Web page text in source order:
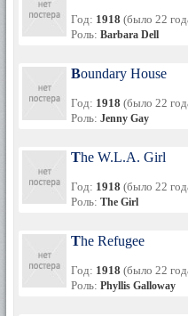
Год: 1918 (было 22
Роль: Barbara Dell
Boundary House
Год: 1918 (было 22
Роль: Jenny Gay
The W.L.A. Girl
Год: 1918 (было 22
Роль: The Girl
The Refugee
Год: 1918 (было 22
Роль: Phyllis Galloway